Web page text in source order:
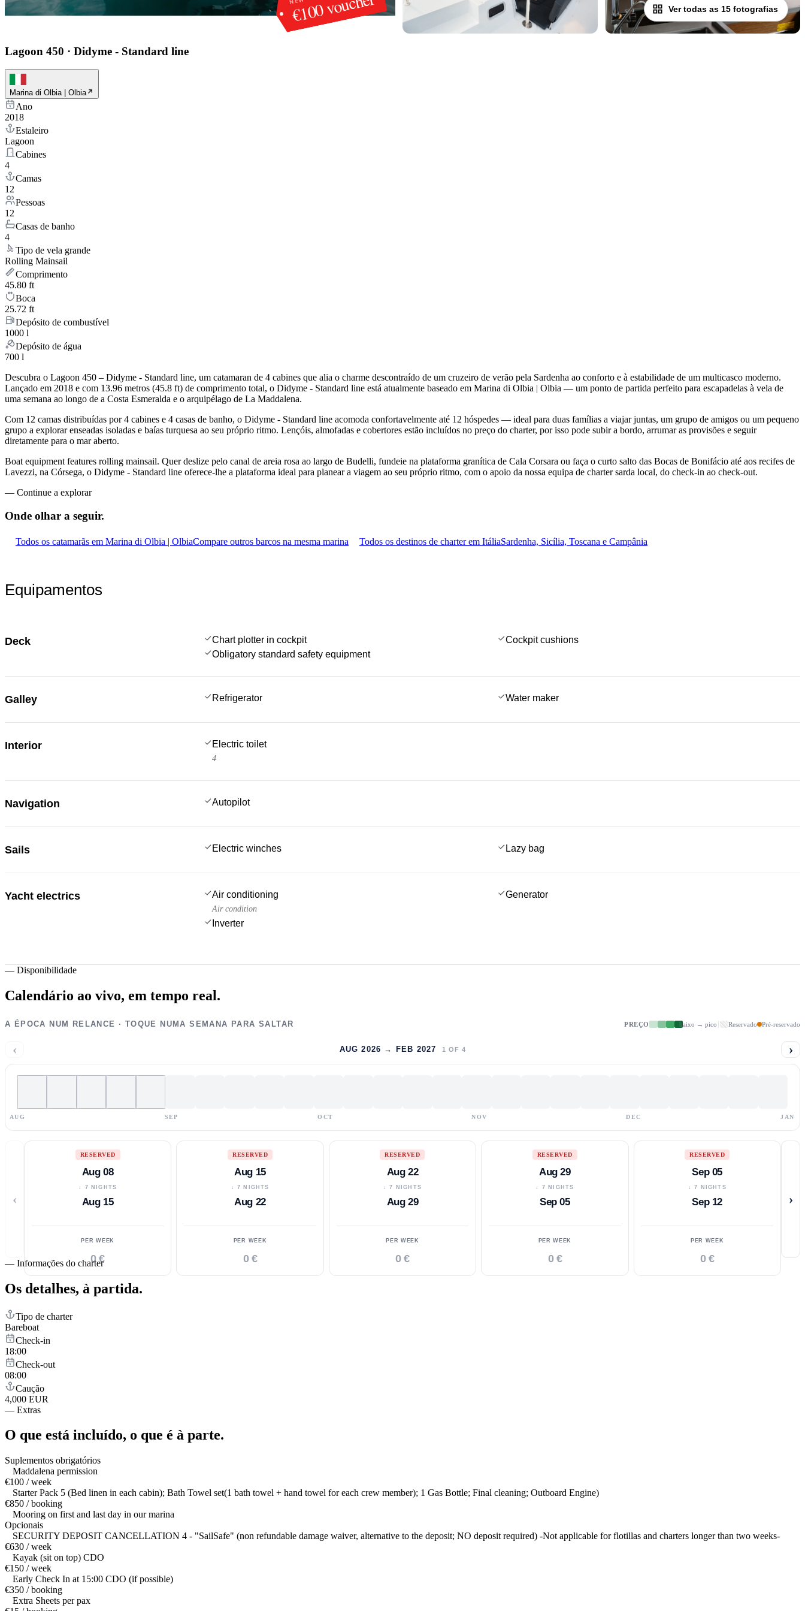
Ver todas as 15 fotografias
Lagoon 450 · Didyme - Standard line
Marina di Olbia | Olbia
Ano
2018
Estaleiro
Lagoon
Cabines
4
Camas
12
Pessoas
12
Casas de banho
4
Tipo de vela grande
Rolling Mainsail
Comprimento
45.80 ft
Boca
25.72 ft
Depósito de combustível
1000 l
Depósito de água
700 l
Descubra o Lagoon 450 – Didyme - Standard line, um catamaran de 4 cabines que alia o charme descontraído de um cruzeiro de verão pela Sardenha ao conforto e à estabilidade de um multicasco moderno.
Lançado em 2018 e com 13.96 metros (45.8 ft) de comprimento total, o Didyme - Standard line está atualmente baseado em Marina di Olbia | Olbia — um ponto de partida perfeito para escapadelas à vela de
uma semana ao longo de a Costa Esmeralda e o arquipélago de La Maddalena.
Com 12 camas distribuídas por 4 cabines e 4 casas de banho, o Didyme - Standard line acomoda confortavelmente até 12 hóspedes — ideal para duas famílias a viajar juntas, um grupo de amigos ou um pequeno
grupo a explorar enseadas isoladas e baías turquesa ao seu próprio ritmo. Lençóis, almofadas e cobertores estão incluídos no preço do charter, por isso pode subir a bordo, arrumar as provisões e seguir
diretamente para o mar aberto.
Boat equipment features rolling mainsail. Quer deslize pelo canal de areia rosa ao largo de Budelli, fundeie na plataforma granítica de Cala Corsara ou faça o curto salto das Bocas de Bonifácio até aos recifes de
Lavezzi, na Córsega, o Didyme - Standard line oferece-lhe a plataforma ideal para planear a viagem ao seu próprio ritmo, com o apoio da nossa equipa de charter sarda local, do check-in ao check-out.
— Continue a explorar
Onde olhar a seguir.
Todos os catamarãs em Marina di Olbia | OlbiaCompare outros barcos na mesma marina Todos os destinos de charter em ItáliaSardenha, Sicília, Toscana e Campânia
Equipamentos
Deck Chart plotter in cockpit
Cockpit cushions
Obligatory standard safety equipment
Galley Refrigerator Water maker
Interior Electric toilet
4
Navigation Autopilot
Sails Electric winches Lazy bag
Yacht electrics Air conditioning
Air condition
Generator
Inverter
— Disponibilidade
Calendário ao vivo, em tempo real.
A ÉPOCA NUM RELANCE · TOQUE NUMA SEMANA PARA SALTAR PREÇO baixo → pico Reservado Pré-reservado
‹ AUG 2026 → FEB 2027 1 OF 4 ›
AUG SEP OCT NOV DEC JAN
‹
RESERVED
Aug 08
↓ 7 NIGHTS
Aug 15
PER WEEK
0 €
RESERVED
Aug 15
↓ 7 NIGHTS
Aug 22
PER WEEK
0 €
RESERVED
Aug 22
↓ 7 NIGHTS
Aug 29
PER WEEK
0 €
RESERVED
Aug 29
↓ 7 NIGHTS
Sep 05
PER WEEK
0 €
RESERVED
Sep 05
↓ 7 NIGHTS
Sep 12
PER WEEK
0 €
›
— Informações do charter
Os detalhes, à partida.
Tipo de charter
Bareboat
Check-in
18:00
Check-out
08:00
Caução
4,000 EUR
— Extras
O que está incluído, o que é à parte.
Suplementos obrigatórios
Maddalena permission
€100 / week
Starter Pack 5 (Bed linen in each cabin); Bath Towel set(1 bath towel + hand towel for each crew member); 1 Gas Bottle; Final cleaning; Outboard Engine)
€850 / booking
Mooring on first and last day in our marina
Opcionais
SECURITY DEPOSIT CANCELLATION 4 - "SailSafe" (non refundable damage waiver, alternative to the deposit; NO deposit required) -Not applicable for flotillas and charters longer than two weeks-
€630 / week
Kayak (sit on top) CDO
€150 / week
Early Check In at 15:00 CDO (if possible)
€350 / booking
Extra Sheets per pax